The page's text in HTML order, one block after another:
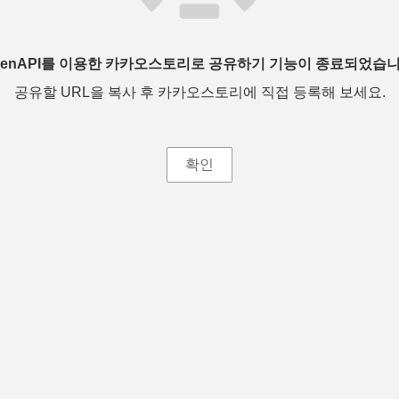
를 이용한 카카오스토리로 공유하기 기능이 종료되었습
공유할 URL을 복사 후 카카오스토리에 직접 등록해 보세요.
확인